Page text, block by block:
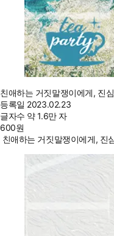
친애하는 거짓말쟁이에게, 진
등록일 2023.02.23
글자수 약 1.6만 자
600원
친애하는 거짓말쟁이에게, 진